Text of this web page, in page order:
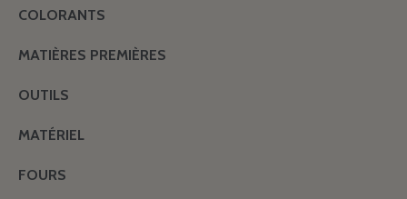
COLORANTS
MATIÈRES PREMIÈRES
OUTILS
MATÉRIEL
FOURS